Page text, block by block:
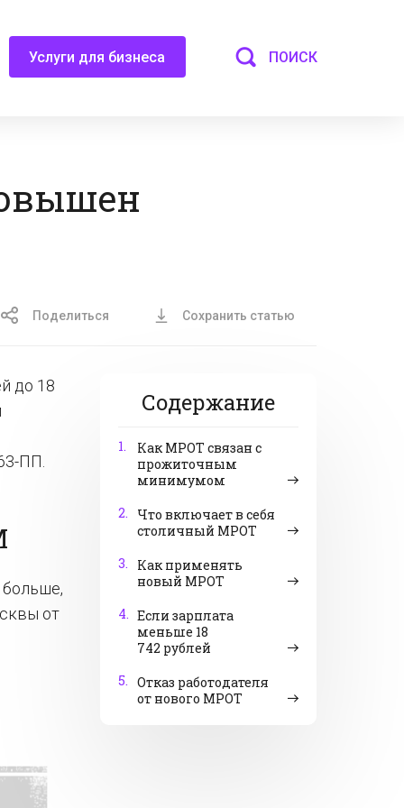
Услуги для бизнеса ПОИСК
Поделиться Сохранить статью
Содержание
1.
Как МРОТ связан с
прожиточным
минимумом
2.
Что включает в себя
столичный МРОТ
3.
Как применять
новый МРОТ
4. Если зарплата
меньше 18
742 рублей
5. Отказ работодателя
от нового МРОТ
до 18
ПП.
от